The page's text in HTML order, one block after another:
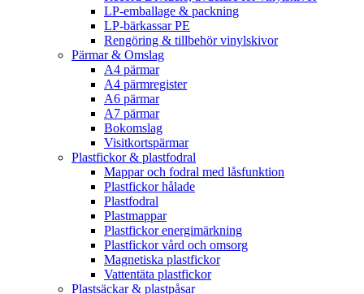
LP-emballage & packning
LP-bärkassar PE
Rengöring & tillbehör vinylskivor
Pärmar & Omslag
A4 pärmar
A4 pärmregister
A6 pärmar
A7 pärmar
Bokomslag
Visitkortspärmar
Plastfickor & plastfodral
Mappar och fodral med låsfunktion
Plastfickor hålade
Plastfodral
Plastmappar
Plastfickor energimärkning
Plastfickor vård och omsorg
Magnetiska plastfickor
Vattentäta plastfickor
Plastsäckar & plastpåsar